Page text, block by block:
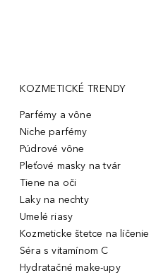
KOZMETICKÉ TRENDY
Parfémy a vône
Niche parfémy
Púdrové vône
Pleťové masky na tvár
Tiene na oči
Laky na nechty
Umelé riasy
Kozmeticke štetce na líčenie
Séra s vitamínom C
Hydratačné make-upy